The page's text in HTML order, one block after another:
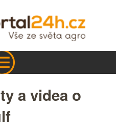
a videa o